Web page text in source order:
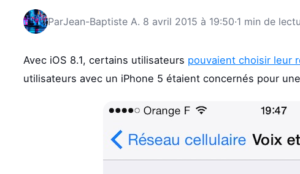
ParJean-Baptiste A. 8 avril 2015 à 19:50·1 min de
Avec iOS 8.1, certains utilisateurs pouvaient choisir leur
utilisateurs avec un iPhone 5 étaient concernés pour